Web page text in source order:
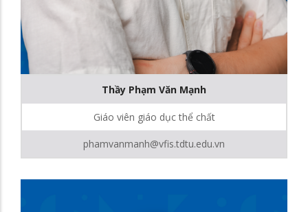
Thầy Phạm Văn Mạnh
Giáo viên giáo dục thể chất
phamvanmanh@vfis.tdtu.edu.vn